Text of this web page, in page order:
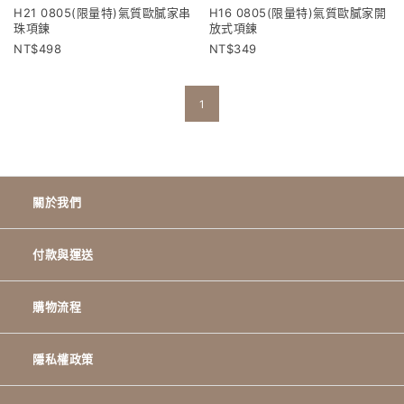
H21 0805(限量特)氣質歐膩家串
珠項鍊
498
H16 0805(限量特)氣質歐膩家開
放式項鍊
349
1
關於我們
付款與運送
購物流程
隱私權政策